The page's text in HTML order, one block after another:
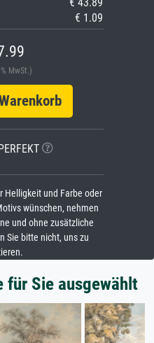
€ 43.89
€ 1.09
MwSt.)
PERFEKT
Helligkeit und Farbe oder
wünschen, nehmen
und ohne zusätzliche
Sie bitte nicht, uns zu
für Sie ausgewählt